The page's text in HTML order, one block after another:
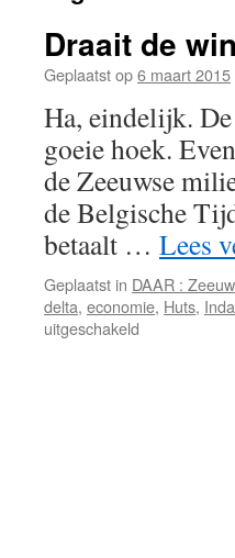
Draait de
Geplaatst op6 maart 2015
Ha, eindelijk.
goeie hoek.
de Zeeuwse
de Belgische
betaalt … Lees
Geplaatst in DAAR :
delta, economie, Huts,
uitgeschakeld